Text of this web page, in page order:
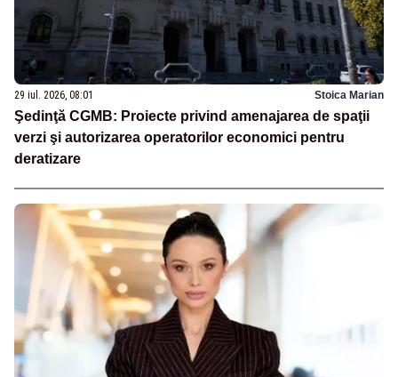
29 iul. 2026, 08:01 Stoica Marian
Şedinţă CGMB: Proiecte privind amenajarea de spaţii
verzi şi autorizarea operatorilor economici pentru
deratizare